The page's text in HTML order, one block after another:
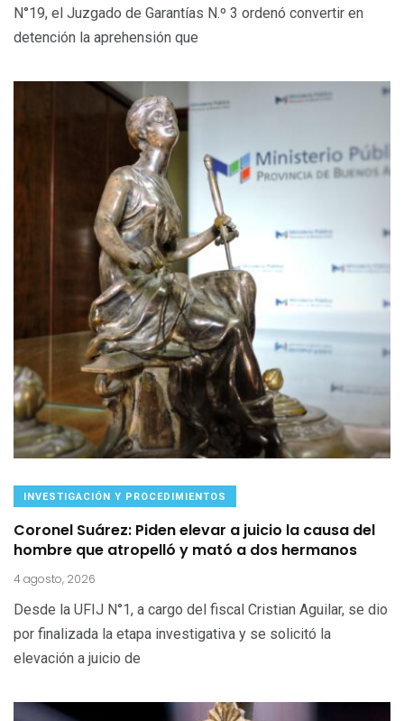
N°19, el Juzgado de Garantías N.º 3 ordenó convertir en
detención la aprehensión que
INVESTIGACIÓN Y PROCEDIMIENTOS
Coronel Suárez: Piden elevar a juicio la causa del
hombre que atropelló y mató a dos hermanos
4 agosto, 2026
Desde la UFIJ N°1, a cargo del fiscal Cristian Aguilar, se dio
por finalizada la etapa investigativa y se solicitó la
elevación a juicio de